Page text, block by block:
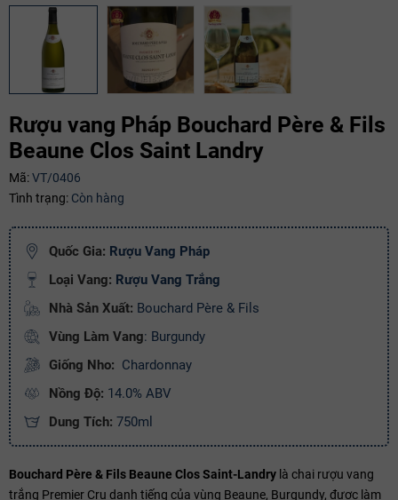
Rượu vang Pháp Bouchard Père & Fils
Beaune Clos Saint Landry
Mã:VT/0406
Tình trạng: Còn hàng
Quốc Gia: Rượu Vang Pháp
Loại Vang: Rượu Vang Trắng
Nhà Sản Xuất: Bouchard Père & Fils
Vùng Làm Vang: Burgundy
Giống Nho: Chardonnay
Nồng Độ: 14.0% ABV
Dung Tích: 750ml
Bouchard Père & Fils Beaune Clos Saint-Landry là chai rượu vang
trắng Premier Cru danh tiếng của vùng Beaune, Burgundy, được làm
Mã giảm giá:
Điều kiện: